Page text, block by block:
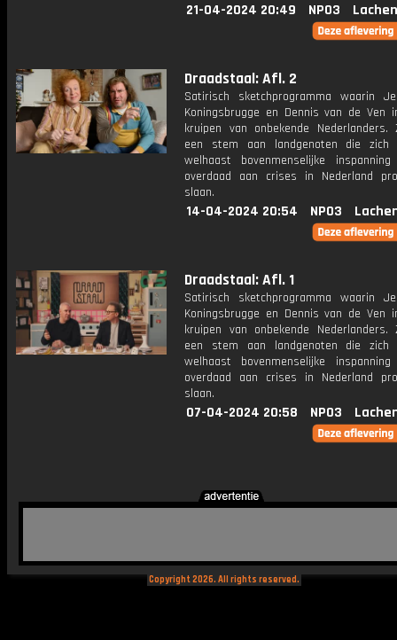
21-04-2024 20:49 NPO3
Draadstaal: Afl. 2
Satirisch sketchprogramma waarin
Koningsbrugge en Dennis van de Ven
kruipen van onbekende Nederlanders.
een stem aan landgenoten die
welhaast bovenmenselijke
overdaad aan crises in Nederland
slaan.
14-04-2024 20:54 NPO3
Draadstaal: Afl. 1
Satirisch sketchprogramma waarin
Koningsbrugge en Dennis van de Ven
kruipen van onbekende Nederlanders.
een stem aan landgenoten die
welhaast bovenmenselijke
overdaad aan crises in Nederland
slaan.
07-04-2024 20:58 NPO3
Copyright 2026. All rights reserved.